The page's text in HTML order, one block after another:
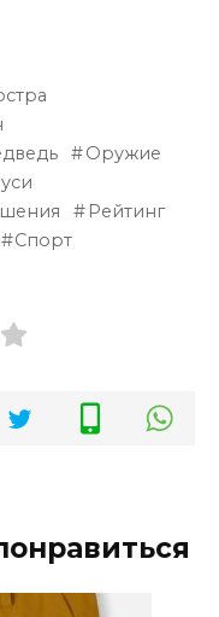
Оружие
Рейтинг
Спорт